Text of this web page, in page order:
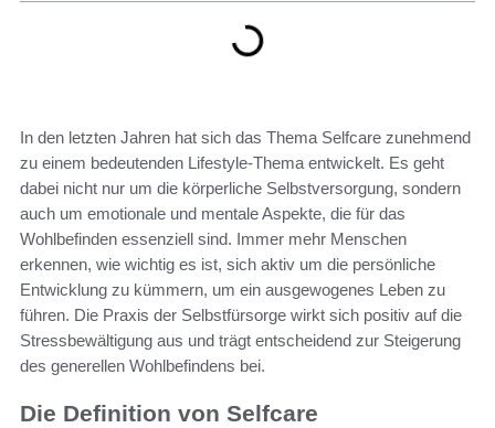
In den letzten Jahren hat sich das Thema Selfcare zunehmend
zu einem bedeutenden Lifestyle-Thema entwickelt. Es geht
dabei nicht nur um die körperliche Selbstversorgung, sondern
auch um emotionale und mentale Aspekte, die für das
Wohlbefinden essenziell sind. Immer mehr Menschen
erkennen, wie wichtig es ist, sich aktiv um die persönliche
Entwicklung zu kümmern, um ein ausgewogenes Leben zu
führen. Die Praxis der Selbstfürsorge wirkt sich positiv auf die
Stressbewältigung aus und trägt entscheidend zur Steigerung
des generellen Wohlbefindens bei.
Die Definition von Selfcare